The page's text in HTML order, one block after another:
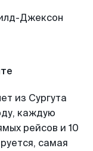
из Сургута
каждую
рейсов и 10
самая